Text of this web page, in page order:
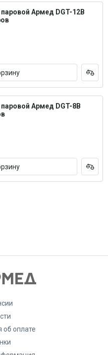
Армед DGT-12B
Армед DGT-8B
оплате